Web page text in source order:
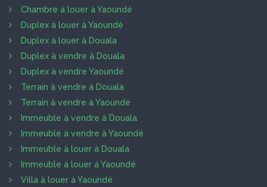
Chambre à louer à Yaoundé
Duplex à louer à Yaoundé
Duplex à louer à Douala
Duplex à vendre à Douala
Duplex à vendre Yaoundé
Terrain à vendre à Douala
Terrain à vendre à Yaoundé
Immeuble à vendre à Douala
Immeuble à vendre à Yaoundé
Immeuble à louer à Douala
Immeuble à louer à Yaoundé
Villa à louer à Yaoundé